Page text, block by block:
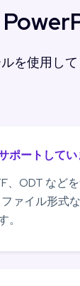
を使用し
ポートしてい
ODT などを
ァイル形式